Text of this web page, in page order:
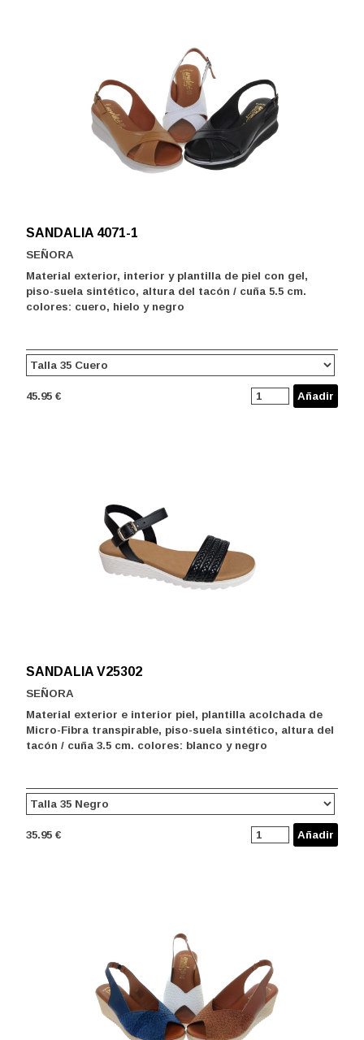
SANDALIA 4071-1
SEÑORA
Material exterior, interior y plantilla de piel con gel,
piso-suela sintético, altura del tacón / cuña 5.5 cm.
colores: cuero, hielo y negro
45.95 € Añadir
SANDALIA V25302
SEÑORA
Material exterior e interior piel, plantilla acolchada de
Micro-Fibra transpirable, piso-suela sintético, altura del
tacón / cuña 3.5 cm. colores: blanco y negro
35.95 € Añadir